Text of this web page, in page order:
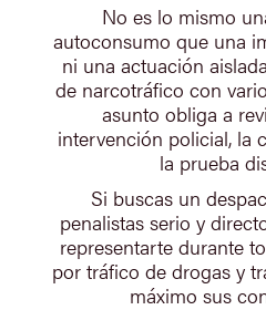
No es lo mismo
autoconsumo que una
ni una actuación
de narcotráfico con
asunto obliga a
intervención policial, la
la prueba
Si buscas un
penalistas serio y
representarte durante
por tráfico de drogas y
máximo sus